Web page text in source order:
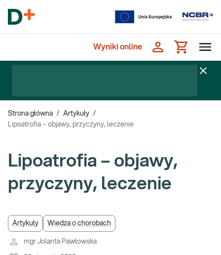
Wyniki online
Strona główna / Artykuły /
Lipoatrofia – objawy, przyczyny, leczenie
Lipoatrofia – objawy,
przyczyny, leczenie
Artykuły Wiedza o chorobach
mgr Jolanta Pawłowska